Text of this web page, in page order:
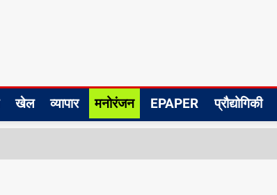
खेल व्यापार मनोरंजन EPAPER प्रौद्योगिकी